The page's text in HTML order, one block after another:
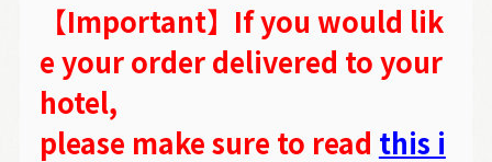
【Important】If you would lik
e your order delivered to your
hotel,
please make sure to read this i